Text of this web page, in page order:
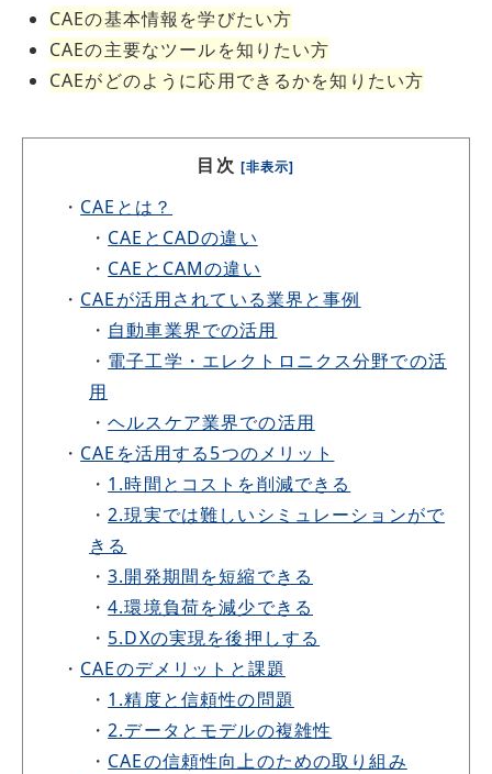
CAEの基本情報を学びたい方
CAEの主要なツールを知りたい方
CAEがどのように応用できるかを知りたい方
目次 [非表示]
・ CAEとは？
・ CAEとCADの違い
・ CAEとCAMの違い
・ CAEが活用されている業界と事例
・ 自動車業界での活用
・ 電子工学・エレクトロニクス分野での活
用
・ヘルスケア業界での活用
・ CAEを活用する5つのメリット
・ 1.時間とコストを削減できる
・2.現実では難しいシミュレーションがで
きる
・3.開発期間を短縮できる
・4.環境負荷を減少できる
・ 5.DXの実現を後押しする
・ CAEのデメリットと課題
・ 1.精度と信頼性の問題
・2.データとモデルの複雑性
・ CAEの信頼性向上のための取り組み